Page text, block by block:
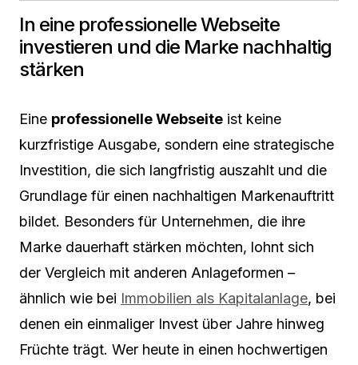
In eine professionelle Webseite
investieren und die Marke nachhaltig
stärken
Eine professionelle Webseite ist keine
kurzfristige Ausgabe, sondern eine strategische
Investition, die sich langfristig auszahlt und die
Grundlage für einen nachhaltigen Markenauftritt
bildet. Besonders für Unternehmen, die ihre
Marke dauerhaft stärken möchten, lohnt sich
der Vergleich mit anderen Anlageformen –
ähnlich wie bei Immobilien als Kapitalanlage, bei
denen ein einmaliger Invest über Jahre hinweg
Früchte trägt. Wer heute in einen hochwertigen